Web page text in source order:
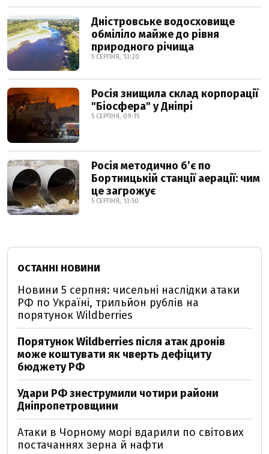
Дністровське водосховище
обміліло майже до рівня
природного річища
5 СЕРПНЯ, 13:20
Росія знищила склад корпорації
"Біосфера" у Дніпрі
5 СЕРПНЯ, 09:15
Росія методично б’є по
Бортницькій станції аерації: чим
це загрожує
5 СЕРПНЯ, 13:50
ОСТАННІ НОВИНИ
Новини 5 серпня: чисельні наслідки атаки
РФ по Україні, трильйон рублів на
порятунок Wildberries
Порятунок Wildberries після атак дронів
може коштувати як чверть дефіциту
бюджету РФ
Удари РФ знеструмили чотири райони
Дніпропетровщини
Атаки в Чорному морі вдарили по світових
постачаннях зерна й нафти